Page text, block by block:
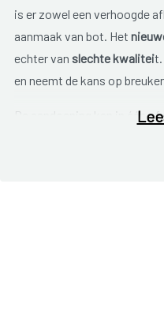
is er zowel een verhoogde
aanmaak van bot. Het
echter van slechte kwaliteit.
en neemt de kans op
De aandoening kan in één